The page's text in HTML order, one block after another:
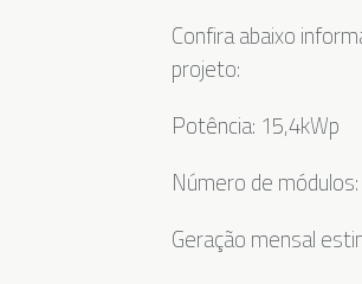
Confira abaixo
projeto:
Potência: 15,4kWp
Número de
Geração mensal